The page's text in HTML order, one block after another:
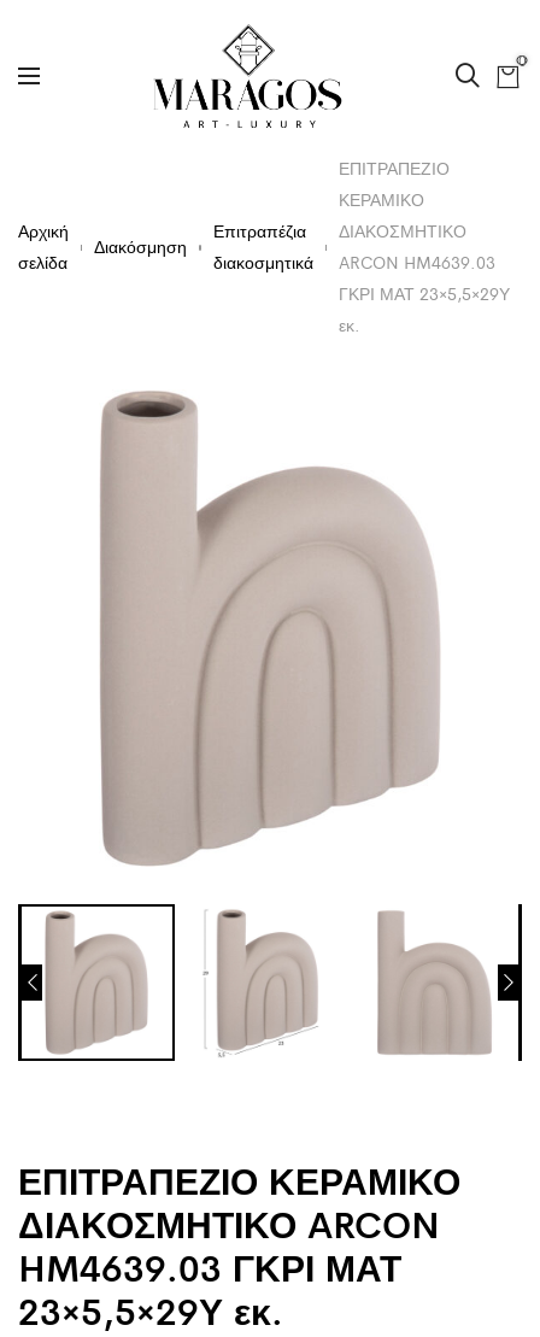
0
Αρχική
σελίδα
Διακόσμηση
Επιτραπέζια
διακοσμητικά
ΕΠΙΤΡΑΠΕΖΙΟ
ΚΕΡΑΜΙΚΟ
ΔΙΑΚΟΣΜΗΤΙΚΟ
ARCON HM4639.03
ΓΚΡΙ ΜΑΤ 23×5,5×29Υ
εκ.
ΕΠΙΤΡΑΠΕΖΙΟ ΚΕΡΑΜΙΚΟ
ΔΙΑΚΟΣΜΗΤΙΚΟ ARCON
HM4639.03 ΓΚΡΙ ΜΑΤ
23×5,5×29Υ εκ.